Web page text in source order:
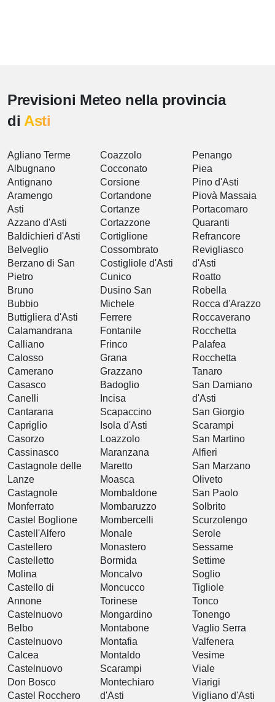
Previsioni Meteo nella provincia
di Asti
Agliano Terme
Albugnano
Antignano
Aramengo
Asti
Azzano d'Asti
Baldichieri d'Asti
Belveglio
Berzano di San
Pietro
Bruno
Bubbio
Buttigliera d'Asti
Calamandrana
Calliano
Calosso
Camerano
Casasco
Canelli
Cantarana
Capriglio
Casorzo
Cassinasco
Castagnole delle
Lanze
Castagnole
Monferrato
Castel Boglione
Castell'Alfero
Castellero
Castelletto
Molina
Castello di
Annone
Castelnuovo
Belbo
Castelnuovo
Calcea
Castelnuovo
Don Bosco
Castel Rocchero
Coazzolo
Cocconato
Corsione
Cortandone
Cortanze
Cortazzone
Cortiglione
Cossombrato
Costigliole d'Asti
Cunico
Dusino San
Michele
Ferrere
Fontanile
Frinco
Grana
Grazzano
Badoglio
Incisa
Scapaccino
Isola d'Asti
Loazzolo
Maranzana
Maretto
Moasca
Mombaldone
Mombaruzzo
Mombercelli
Monale
Monastero
Bormida
Moncalvo
Moncucco
Torinese
Mongardino
Montabone
Montafia
Montaldo
Scarampi
Montechiaro
d'Asti
Penango
Piea
Pino d'Asti
Piovà Massaia
Portacomaro
Quaranti
Refrancore
Revigliasco
d'Asti
Roatto
Robella
Rocca d'Arazzo
Roccaverano
Rocchetta
Palafea
Rocchetta
Tanaro
San Damiano
d'Asti
San Giorgio
Scarampi
San Martino
Alfieri
San Marzano
Oliveto
San Paolo
Solbrito
Scurzolengo
Serole
Sessame
Settime
Soglio
Tigliole
Tonco
Tonengo
Vaglio Serra
Valfenera
Vesime
Viale
Viarigi
Vigliano d'Asti